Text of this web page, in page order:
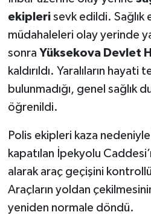
ekiplerisevk edildi. Sağlık
müdahaleleri olay yerinde
sonra Yüksekova Devlet
kaldırıldı. Yaralıların hayati
bulunmadığı, genel sağlık
öğrenildi.
Polis ekipleri kaza
kapatılan İpekyolu
alarak araç geçişini
Araçların yoldan
yeniden normale döndü.